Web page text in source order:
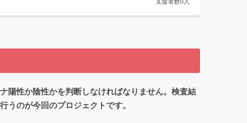
陽性か陰性かを判断しなければなりません。検査結
のが今回のプロジェクトです。